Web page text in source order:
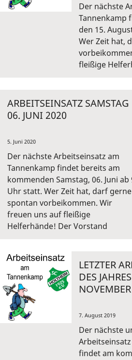
Der nächste
Tannenkamp
den 15.
Wer Zeit hat,
fleißige
ARBEITSEINSATZ SAMSTAG
06. JUNI 2020
5. Juni 2020
Der nächste Arbeitseinsatz am
Tannenkamp findet bereits am
kommenden Samstag, 06. Juni ab
Uhr statt. Wer Zeit hat, darf gerne
spontan vorbeikommen. Wir
freuen uns auf fleißige
Helferhände! Der Vorstand
LETZTER
DES
7. August 2019
Der nächste
Arbeitseinsatz
findet am